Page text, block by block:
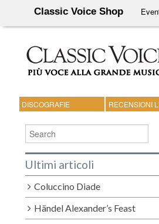
Classic Voice Shop
DISCOGRAFIE RECENSIONI
Ultimi articoli
Coluccino Diade
Händel Alexander’s Feast